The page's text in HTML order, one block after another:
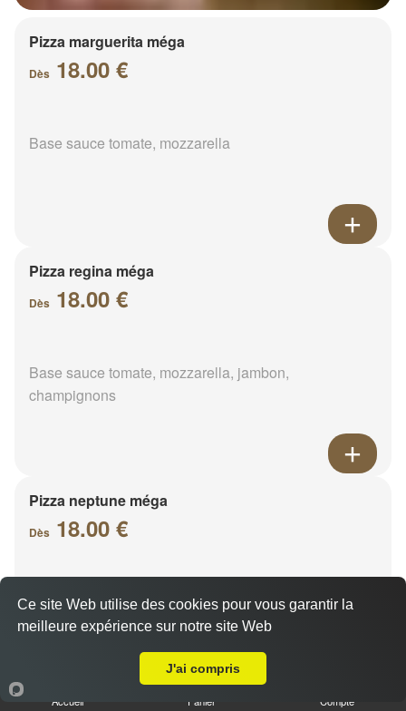
Pizza marguerita méga
Dès 18.00 €
Base sauce tomate, mozzarella
Pizza regina méga
Dès 18.00 €
Base sauce tomate, mozzarella, jambon,
champignons
Pizza neptune méga
Dès 18.00 €
Base sauce tomate, mozzarella, thon, oignons,
poivrons, olives
Accueil Panier Compte
Ce site Web utilise des cookies pour vous garantir la
meilleure expérience sur notre site Web
J'ai compris